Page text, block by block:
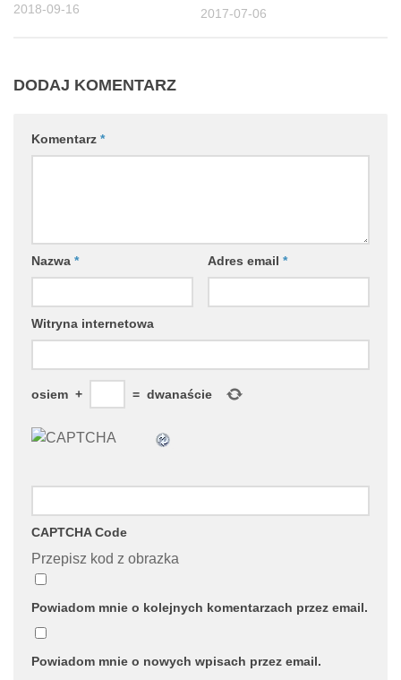
2018-09-16 2017-07-06
DODAJ KOMENTARZ
Komentarz *
Nazwa * Adres email *
Witryna internetowa
osiem + = dwanaście
CAPTCHA Code
Przepisz kod z obrazka
Powiadom mnie o kolejnych komentarzach przez email.
Powiadom mnie o nowych wpisach przez email.